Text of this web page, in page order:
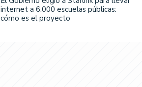
internet a 6.000 escuelas públicas:
cómo es el proyecto